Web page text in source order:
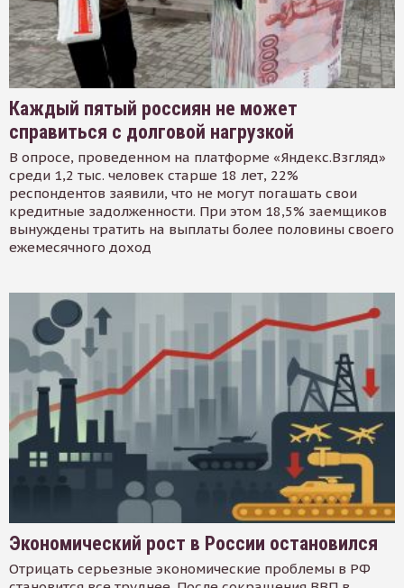
Каждый пятый россиян не может
справиться с долговой нагрузкой
В опросе, проведенном на платформе «Яндекс.Взгляд»
среди 1,2 тыс. человек старше 18 лет, 22%
респондентов заявили, что не могут погашать свои
кредитные задолженности. При этом 18,5% заемщиков
вынуждены тратить на выплаты более половины своего
ежемесячного доход
Экономический рост в России остановился
Отрицать серьезные экономические проблемы в РФ